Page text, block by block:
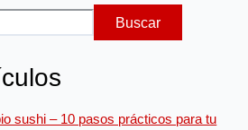
Buscar
sushi – 10 pasos prácticos para tu